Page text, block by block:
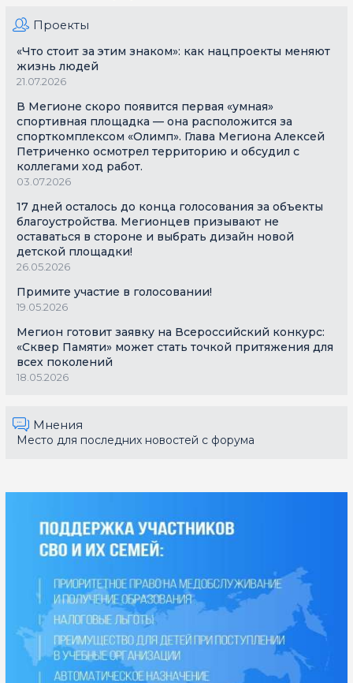
Проекты
«Что стоит за этим знаком»: как нацпроекты меняют
жизнь людей
21.07.2026
В Мегионе скоро появится первая «умная»
спортивная площадка — она расположится за
спорткомплексом «Олимп». Глава Мегиона Алексей
Петриченко осмотрел территорию и обсудил с
коллегами ход работ.
03.07.2026
17 дней осталось до конца голосования за объекты
благоустройства. Мегионцев призывают не
оставаться в стороне и выбрать дизайн новой
детской площадки!
26.05.2026
Примите участие в голосовании!
19.05.2026
Мегион готовит заявку на Всероссийский конкурс:
«Сквер Памяти» может стать точкой притяжения для
всех поколений
18.05.2026
Мнения
Место для последних новостей с форума